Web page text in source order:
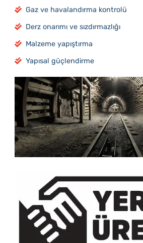
Gaz ve havalandırma kontrolü
Derz onarımı ve sızdırmazlığı
Malzeme yapıştırma
Yapısal güçlendirme